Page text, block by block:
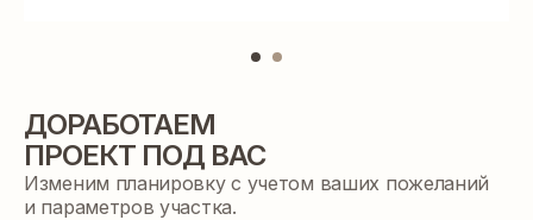
ДОРАБОТАЕМ
ПРОЕКТ ПОД ВАС
Изменим планировку с учетом ваших пожеланий
и параметров участка.